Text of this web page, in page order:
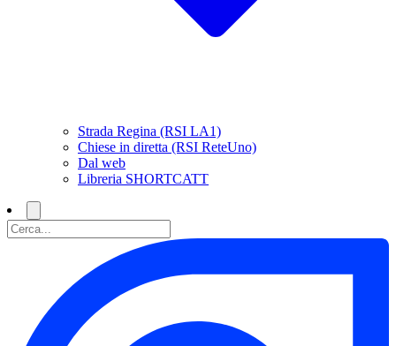
Strada Regina (RSI LA1)
Chiese in diretta (RSI ReteUno)
Dal web
Libreria SHORTCATT